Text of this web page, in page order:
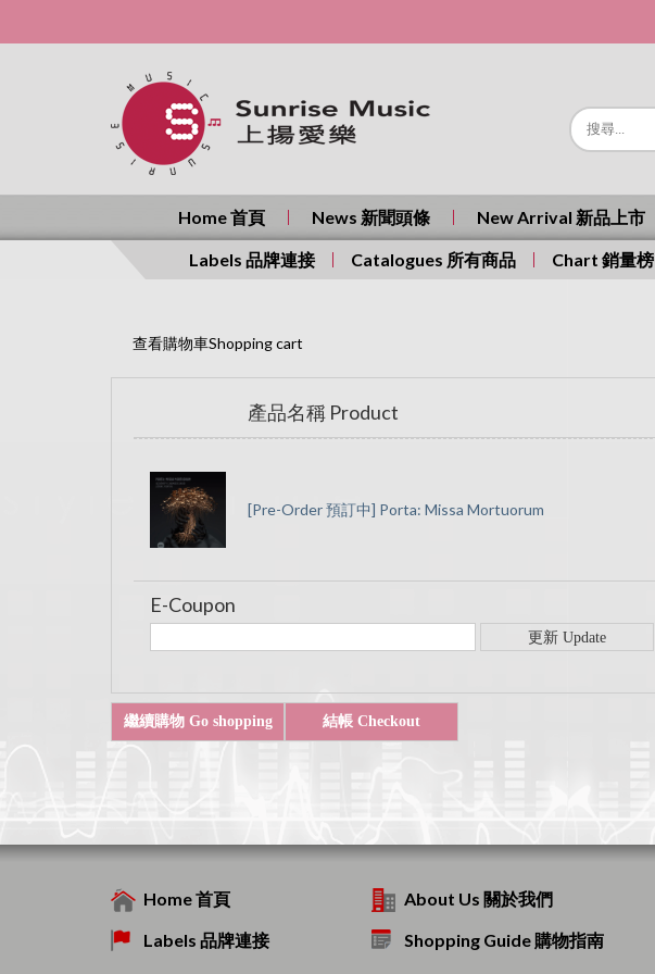
Home 首頁 News 新聞頭條 New Arrival 新品上市
Labels 品牌連接 Catalogues 所有商品 Chart 銷量榜
查看購物車Shopping cart
產品名稱 Product
[Pre-Order 預訂中] Porta: Missa Mortuorum
E-Coupon
Home 首頁
About Us 關於我們
Labels 品牌連接
Shopping Guide 購物指南